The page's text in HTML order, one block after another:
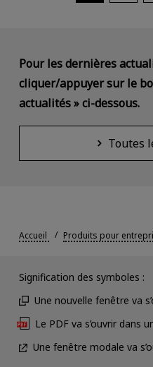
Pour les dernières
cliquer/appuyer sur le
actualités » ci-dessous.
Toutes
Accueil Produits pour
Signification des symboles :
Une nouvelle fenêtre va
Le PDF va s’ouvrir dans
Une fenêtre modale va